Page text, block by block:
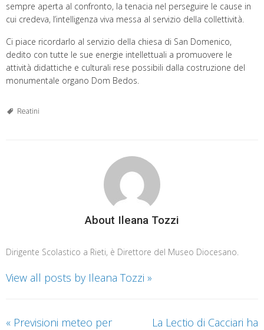
sempre aperta al confronto, la tenacia nel perseguire le cause in
cui credeva, l’intelligenza viva messa al servizio della collettività.
Ci piace ricordarlo al servizio della chiesa di San Domenico,
dedito con tutte le sue energie intellettuali a promuovere le
attività didattiche e culturali rese possibili dalla costruzione del
monumentale organo Dom Bedos.
Reatini
About Ileana Tozzi
Dirigente Scolastico a Rieti, è Direttore del Museo Diocesano.
View all posts by Ileana Tozzi »
« Previsioni meteo per
La Lectio di Cacciari ha